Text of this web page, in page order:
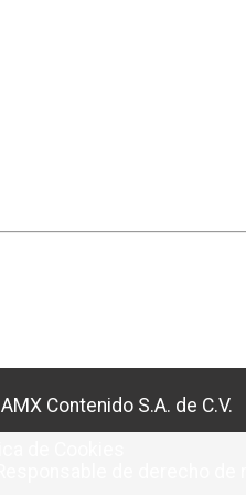
AMX Contenido S.A. de C.V.